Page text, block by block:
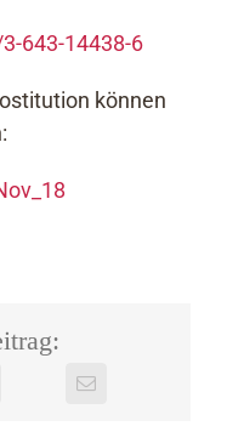
643-14438-6
können